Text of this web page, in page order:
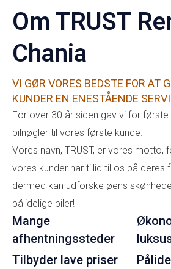
Om TRUST
Chania
VI GØR VORES BEDSTE FOR AT
KUNDER EN ENESTÅENDE
For over 30 år siden gav vi for
bilnøgler til vores første kunde.
Vores navn, TRUST, er vores motto,
vores kunder har tillid til os på deres
dermed kan udforske øens
pålidelige biler!
Mange
afhentningssteder
Tilbyder lave priser